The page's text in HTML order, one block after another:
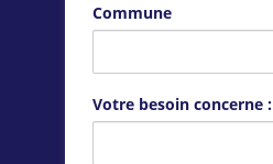
Commune
Votre besoin concerne :